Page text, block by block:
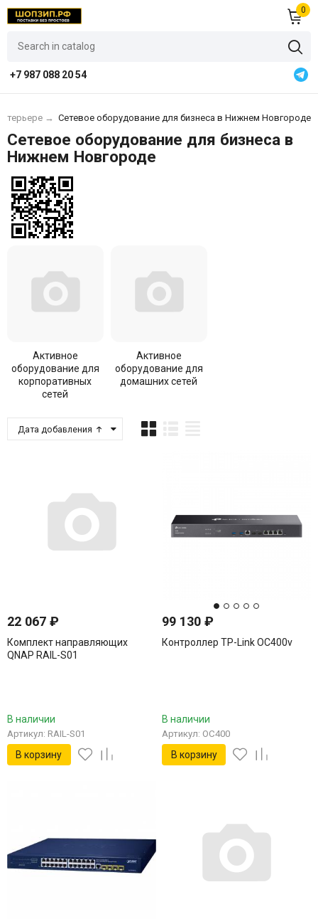
0
+7 987 088 20 54
→ Сетевое оборудование для бизнеса в Нижнем Новгороде
Сетевое оборудование для бизнеса в
Нижнем Новгороде
Активное
оборудование для
корпоративных
сетей
Активное
оборудование для
домашних сетей
Дата добавления
22 067 ₽
Комплект направляющих
QNAP RAIL-S01
В наличии
Артикул: RAIL-S01
В корзину
99 130₽
Контроллер TP-Link OC400v
В наличии
Артикул: OC400
В корзину